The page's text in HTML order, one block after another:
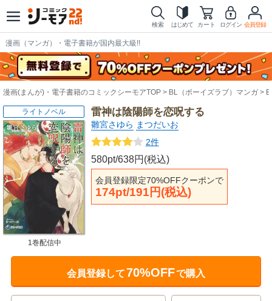
検索 はじめて カート ログイン 会員登録
漫画（マンガ）・電子書籍が国内最大級!!
漫画(まんが)・電子書籍のコミックシーモアTOP BL（ボーイズラブ）マンガ
雷神は陰陽師を恋呪する
雛宮さゆら まつだいお
2件
580pt/638円(税込)
会員登録限定70%OFFクーポンで
174pt/191円(税込)
ライトノベル
1巻配信中
会員登録して70%OFFで購入